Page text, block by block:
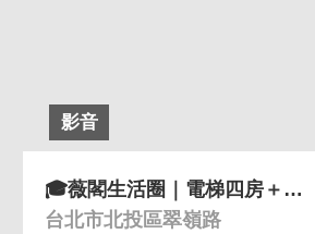
影音
🎓薇閣生活圈｜電梯四房＋坡平車位一次擁有
台北市北投區翠嶺路